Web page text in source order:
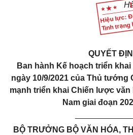
Hiệu lực:
Tình
QUYẾT
Ban hành Kế hoạch triển
ngày 10/9/2021 của Thủ tướng
mạnh triển khai Chiến lược văn
Nam giai đoạn
BỘ TRƯỞNG BỘ VĂN HÓA,